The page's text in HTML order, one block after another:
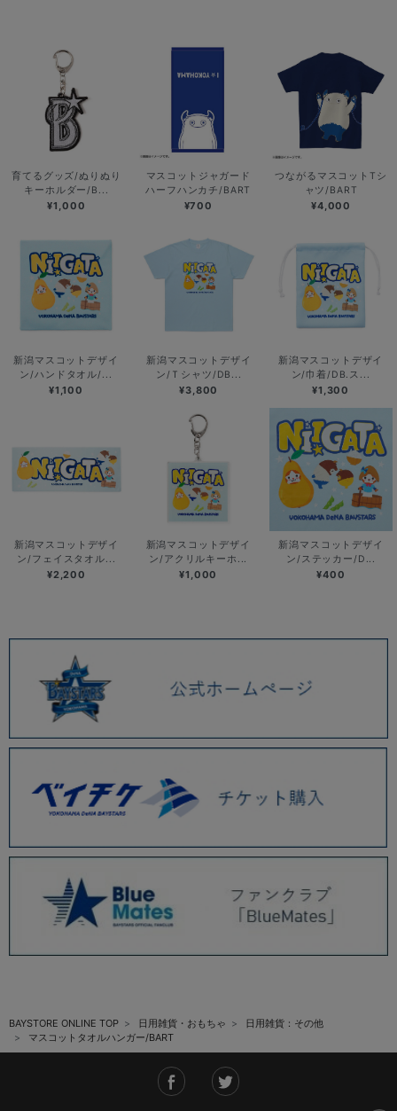
育てるグッズ/ぬりぬり
キーホルダー/B...
¥1,000
マスコットジャガード
ハーフハンカチ/BART
¥700
つながるマスコットTシ
ャツ/BART
¥4,000
新潟マスコットデザイ
ン/ハンドタオル/...
¥1,100
新潟マスコットデザイ
ン/Ｔシャツ/DB...
¥3,800
新潟マスコットデザイ
ン/巾着/DB.ス...
¥1,300
新潟マスコットデザイ
ン/フェイスタオル...
¥2,200
新潟マスコットデザイ
ン/アクリルキーホ...
¥1,000
新潟マスコットデザイ
ン/ステッカー/D...
¥400
BAYSTORE ONLINE TOP 日用雑貨・おもちゃ
日用雑貨：その他
マスコットタオルハンガー/BART